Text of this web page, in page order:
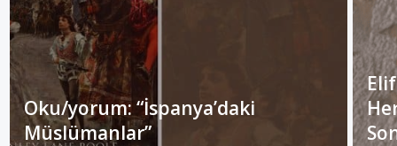
Oku/yorum: “İspanya’daki
Müslümanlar”